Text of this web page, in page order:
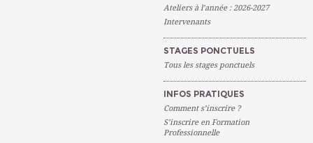
Ateliers à l’année : 2026-2027
Intervenants
STAGES PONCTUELS
Tous les stages ponctuels
INFOS PRATIQUES
Comment s’inscrire ?
S’inscrire en Formation
Professionnelle